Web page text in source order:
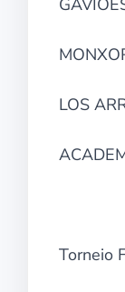
LOS
Torneio